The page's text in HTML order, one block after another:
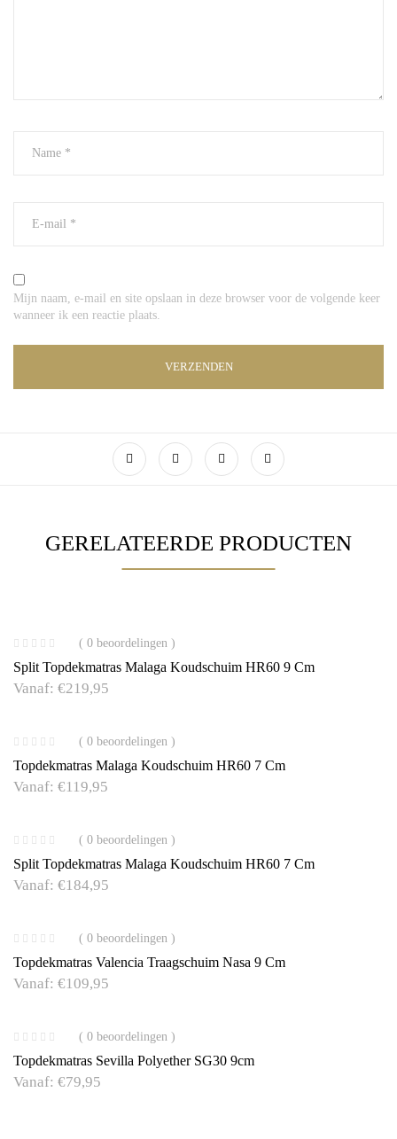
Mijn naam, e-mail en site opslaan in deze browser voor de volgende keer
wanneer ik een reactie plaats.
GERELATEERDE PRODUCTEN
( 0 beoordelingen )
Split Topdekmatras Malaga Koudschuim HR60 9 Cm
Vanaf: €219,95
( 0 beoordelingen )
Topdekmatras Malaga Koudschuim HR60 7 Cm
Vanaf: €119,95
( 0 beoordelingen )
Split Topdekmatras Malaga Koudschuim HR60 7 Cm
Vanaf: €184,95
( 0 beoordelingen )
Topdekmatras Valencia Traagschuim Nasa 9 Cm
Vanaf: €109,95
( 0 beoordelingen )
Topdekmatras Sevilla Polyether SG30 9cm
Vanaf: €79,95